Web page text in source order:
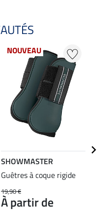
NOUVEAU
SHOWMASTER
Guêtres à coque rigide
19,90 €
À partir de